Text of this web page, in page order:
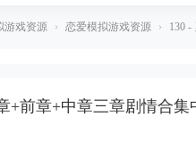
游戏资源 › 恋爱模拟游戏资源 › 130
+前章+中章三章剧情合